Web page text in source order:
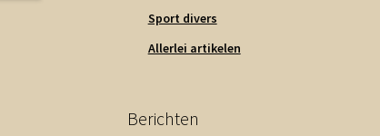
Sport divers
Allerlei artikelen
Berichten